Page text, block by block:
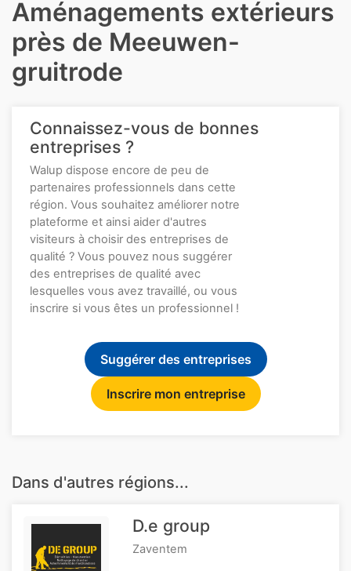
Aménagements extérieurs
près de Meeuwen-
gruitrode
Connaissez-vous de bonnes
entreprises ?
Walup dispose encore de peu de
partenaires professionnels dans cette
région. Vous souhaitez améliorer notre
plateforme et ainsi aider d'autres
visiteurs à choisir des entreprises de
qualité ? Vous pouvez nous suggérer
des entreprises de qualité avec
lesquelles vous avez travaillé, ou vous
inscrire si vous êtes un professionnel !
Suggérer des entreprises
Inscrire mon entreprise
Dans d'autres régions...
D.e group
Zaventem